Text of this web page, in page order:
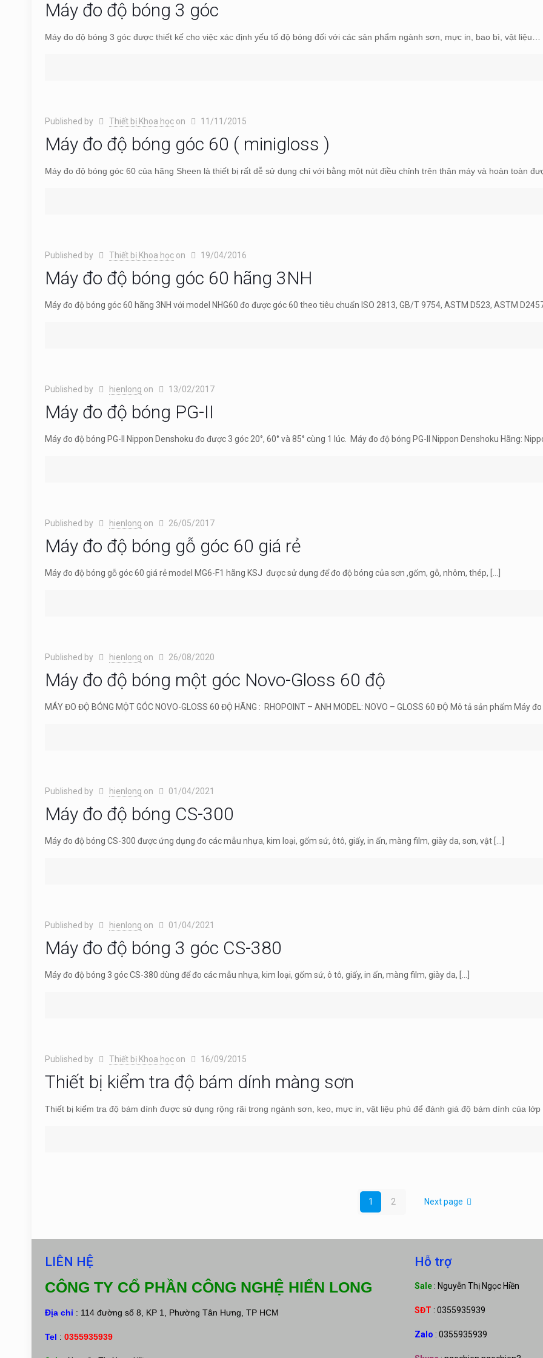
Máy đo độ bóng 3 góc
Máy đo độ bóng 3 góc được thiết kế cho việc xác định yếu tố độ bóng đối với các sản phẩm ngành sơn, mực in, bao bì, vật liệu…
Published by Thiết bị Khoa học on 11/11/2015
Máy đo độ bóng góc 60 ( minigloss )
Máy đo độ bóng góc 60 của hãng Sheen là thiết bị rất dễ sử dụng chỉ với bằng một nút điều chỉnh trên thân máy và hoàn toàn
Published by Thiết bị Khoa học on 19/04/2016
Máy đo độ bóng góc 60 hãng 3NH
Máy đo độ bóng góc 60 hãng 3NH với model NHG60 đo được góc 60 theo tiêu chuẩn ISO 2813, GB/T 9754, ASTM D523, ASTM
Published by hienlong on 13/02/2017
Máy đo độ bóng PG-II
Máy đo độ bóng PG-II Nippon Denshoku đo được 3 góc 20°, 60° và 85° cùng 1 lúc. Máy đo độ bóng PG-II Nippon Denshoku Hãng:
Published by hienlong on 26/05/2017
Máy đo độ bóng gỗ góc 60 giá rẻ
Máy đo độ bóng gỗ góc 60 giá rẻ model MG6-F1 hãng KSJ được sử dụng để đo độ bóng của sơn ,gốm, gỗ, nhôm, thép,
Published by hienlong on 26/08/2020
Máy đo độ bóng một góc Novo-Gloss 60 độ
MÁY ĐO ĐỘ BÓNG MỘT GÓC NOVO-GLOSS 60 ĐỘ HÃNG : RHOPOINT – ANH MODEL: NOVO – GLOSS 60 ĐỘ Mô tả sản phẩm Máy đo
Published by hienlong on 01/04/2021
Máy đo độ bóng CS-300
Máy đo độ bóng CS-300 được ứng dụng đo các mẫu nhựa, kim loại, gốm sứ, ôtô, giấy, in ấn, màng film, giày da, sơn, vật
Published by hienlong on 01/04/2021
Máy đo độ bóng 3 góc CS-380
Máy đo độ bóng 3 góc CS-380 dùng để đo các mẫu nhựa, kim loại, gốm sứ, ô tô, giấy, in ấn, màng film, giày da,
Published by Thiết bị Khoa học on 16/09/2015
Thiết bị kiểm tra độ bám dính màng sơn
Thiết bị kiểm tra độ bám dính được sử dụng rộng rãi trong ngành sơn, keo, mực in, vật liệu phủ để đánh giá độ bám dính của lớp
1 2 Next page
LIÊN HỆ
CÔNG TY CỔ PHẦN CÔNG NGHỆ HIỂN LONG
Địa chỉ : 114 đường số 8, KP 1, Phường Tân Hưng, TP HCM
Tel :0355935939
Hỗ trợ
Sale : Nguyễn Thị Ngọc Hiền
SĐT : 0355935939
Zalo : 0355935939